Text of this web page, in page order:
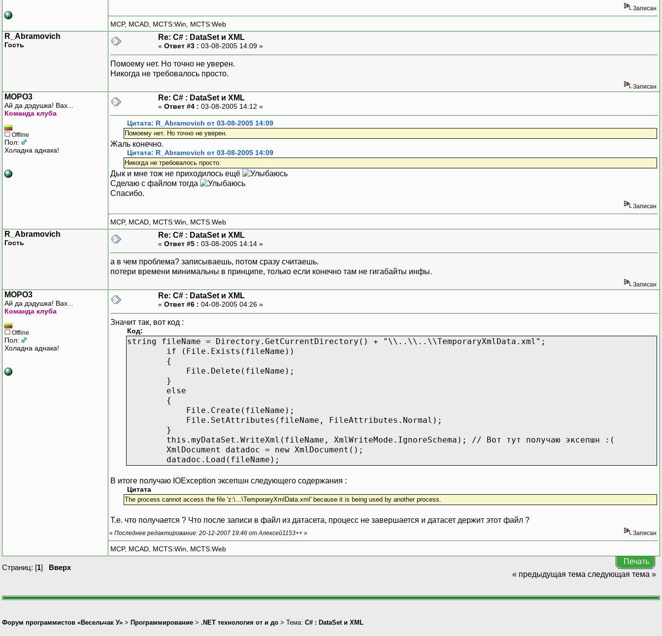
Записан
MCP, MCAD, MCTS:Win, MCTS:Web
R_Abramovich
Гость
Re: С# : DataSet и XML
« Ответ #3 : 03-08-2005 14:09 »
Помоему нет. Но точно не уверен.
Никогда не требовалось просто.
Записан
MOPO3
Ай да дэдушка! Вах...
Команда клуба
Offline
Пол:
Холадна аднака!
Re: С# : DataSet и XML
« Ответ #4 : 03-08-2005 14:12 »
Цитата: R_Abramovich от 03-08-2005 14:09
Помоему нет. Но точно не уверен.
Жаль конечно.
Цитата: R_Abramovich от 03-08-2005 14:09
Никогда не требовалось просто.
Дык и мне тож не приходилось ещё
Сделаю с файлом тогда
Спасибо.
Записан
MCP, MCAD, MCTS:Win, MCTS:Web
R_Abramovich
Гость
Re: С# : DataSet и XML
« Ответ #5 : 03-08-2005 14:14 »
а в чем проблема? записываешь, потом сразу считаешь.
потери времени минимальны в принципе, только если конечно там не гигабайты инфы.
Записан
MOPO3
Ай да дэдушка! Вах...
Команда клуба
Offline
Пол:
Холадна аднака!
Re: С# : DataSet и XML
« Ответ #6 : 04-08-2005 04:26 »
Значит так, вот код :
Код:
string fileName = Directory.GetCurrentDirectory() + "\\..\\..\\TemporaryXmlData.xml";
if (File.Exists(fileName))
{
File.Delete(fileName);
}
else
{
File.Create(fileName);
File.SetAttributes(fileName, FileAttributes.Normal);
}
this.myDataSet.WriteXml(fileName, XmlWriteMode.IgnoreSchema); // Вот тут получаю эксепшн :(
XmlDocument datadoc = new XmlDocument();
datadoc.Load(fileName);
В итоге получаю IOException эксепшн следующего содержания :
Цитата
The process cannot access the file 'z:\...\TemporaryXmlData.xml' because it is being used by another process.
Т.е. что получается ? Что после записи в файл из датасета, процесс не завершается и датасет держит этот файл ?
« Последнее редактирование: 20-12-2007 19:46 от Алексей1153++ » Записан
MCP, MCAD, MCTS:Win, MCTS:Web
Страниц: [1] Вверх
Печать
« предыдущая тема следующая тема »
Форум программистов «Весельчак У» > Программирование > .NET технология от и до > Тема: С# : DataSet и XML